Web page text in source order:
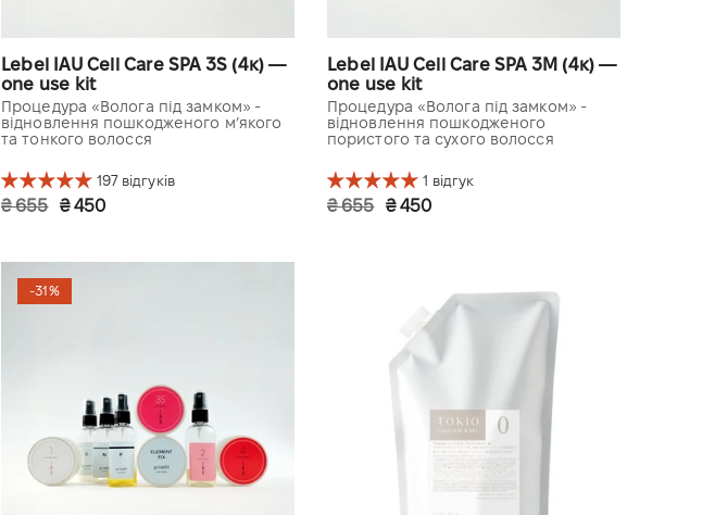
Lebel IAU Cell Care SPA 3S (4к) —
one use kit
Процедура «Волога під замком» -
відновлення пошкодженого м’якого
та тонкого волосся
197 відгуків
₴ 655 ₴ 450
Lebel IAU Cell Care SPA 3M (4к) —
one use kit
Процедура «Волога під замком» -
відновлення пошкодженого
пористого та сухого волосся
1 відгук
₴ 655 ₴ 450
-31%